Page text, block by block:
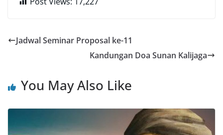
Jadwal Seminar Proposal ke-11
Kandungan Doa Sunan Kalijaga
You May Also Like